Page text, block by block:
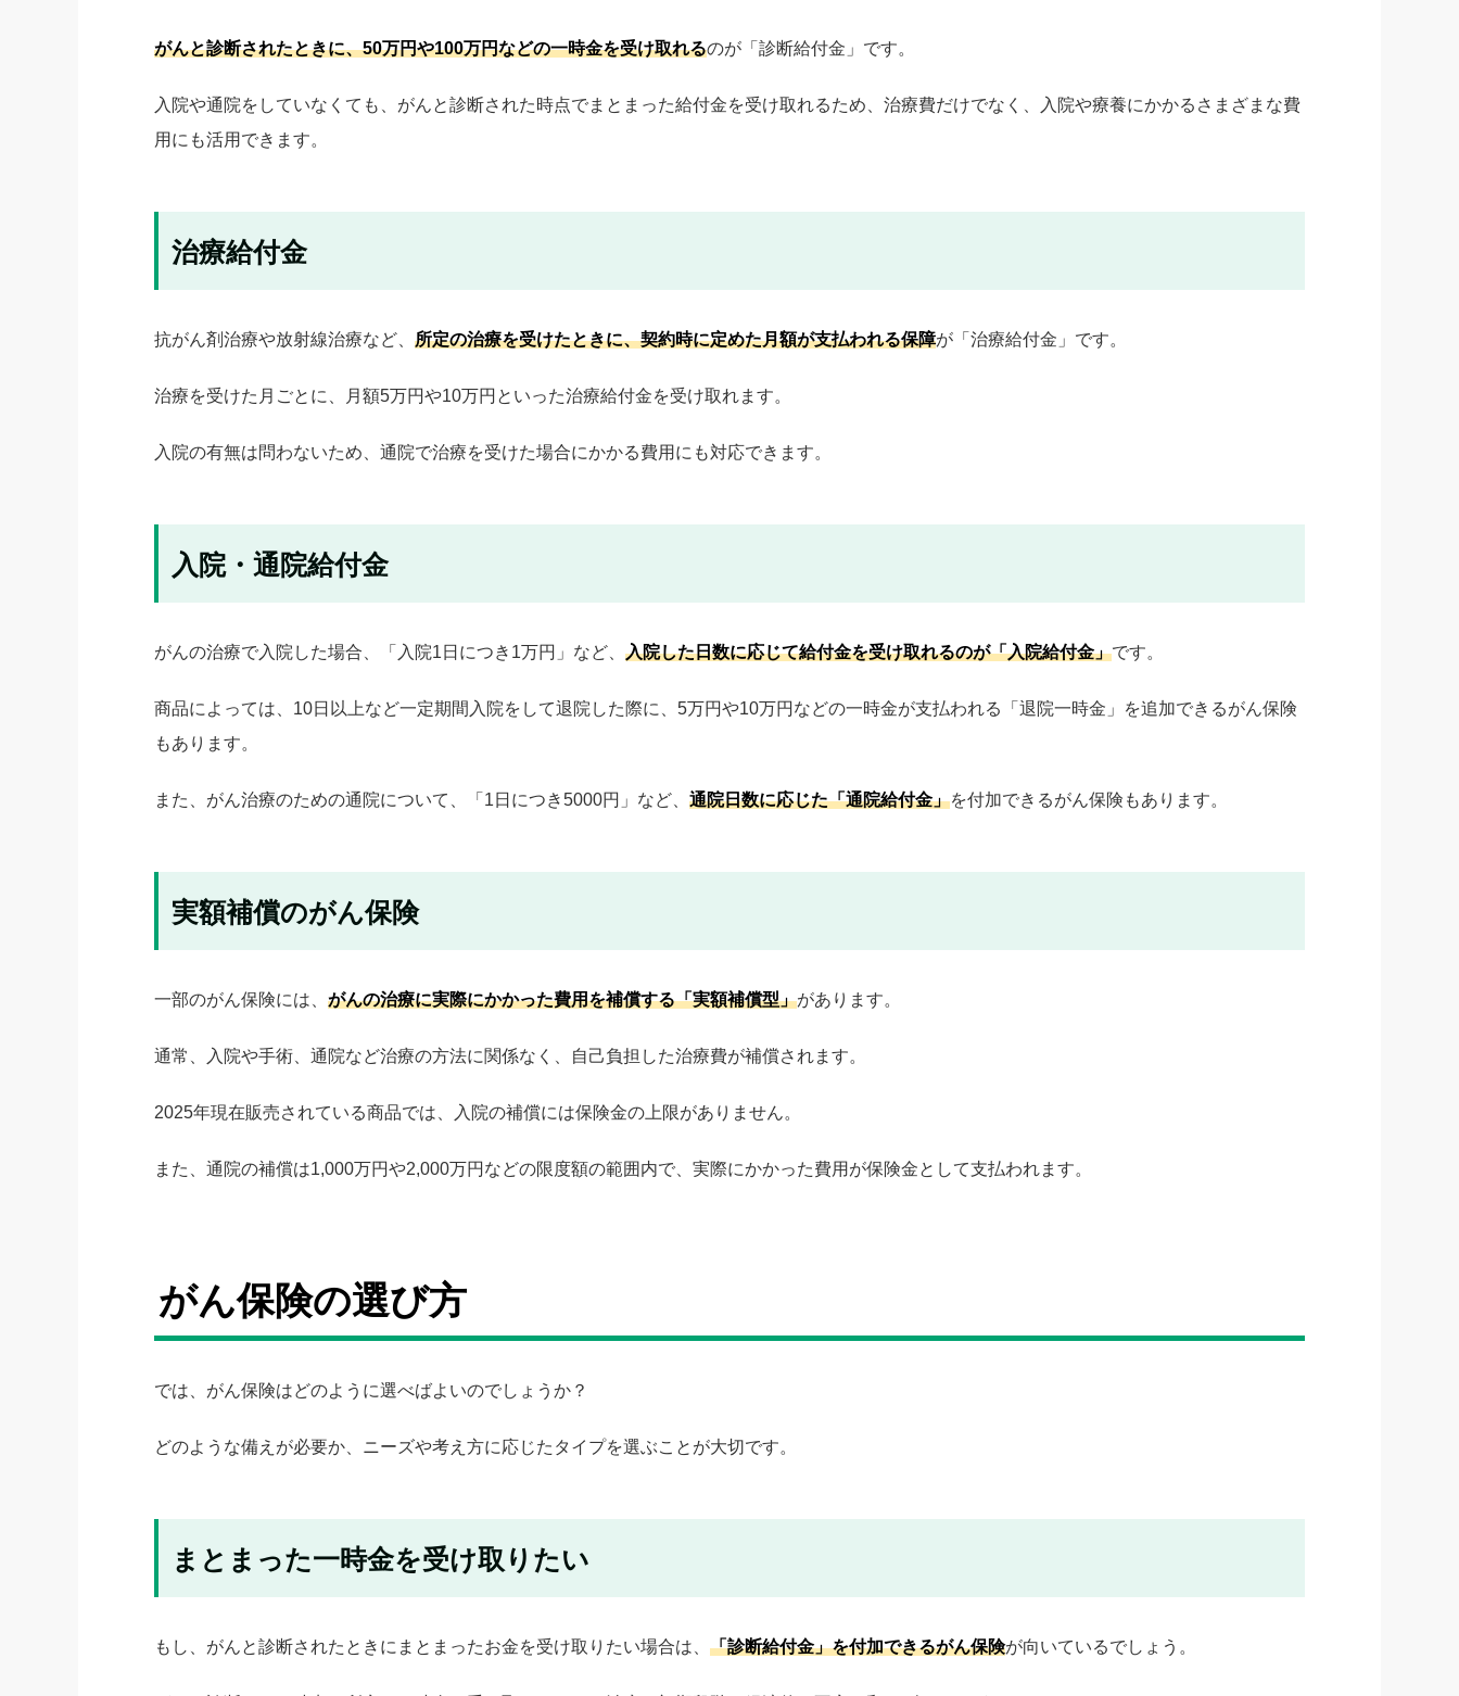
がんと診断されたときに、50万円や100万円などの一時金を受け取れるのが「診断給付金」です。
入院や通院をしていなくても、がんと診断された時点でまとまった給付金を受け取れるため、治療費だけでなく、入院や療養にかかるさまざまな費
用にも活用できます。
治療給付金
抗がん剤治療や放射線治療など、 所定の治療を受けたときに、契約時に定めた月額が支払われる保障が「治療給付金」です。
治療を受けた月ごとに、月額5万円や10万円といった治療給付金を受け取れます。
入院の有無は問わないため、通院で治療を受けた場合にかかる費用にも対応できます。
入院・通院給付金
がんの治療で入院した場合、「入院1日につき1万円」など、 入院した日数に応じて給付金を受け取れるのが「入院給付金」です。
商品によっては、10日以上など一定期間入院をして退院した際に、5万円や10万円などの一時金が支払われる「退院一時金」を追加できるがん保険
もあります。
また、がん治療のための通院について、「1日につき5000円」など、 通院日数に応じた「通院給付金」を付加できるがん保険もあります。
実額補償のがん保険
一部のがん保険には、 がんの治療に実際にかかった費用を補償する「実額補償型」があります。
通常、入院や手術、通院など治療の方法に関係なく、自己負担した治療費が補償されます。
2025年現在販売されている商品では、入院の補償には保険金の上限がありません。
また、通院の補償は1,000万円や2,000万円などの限度額の範囲内で、実際にかかった費用が保険金として支払われます。
がん保険の選び方
では、がん保険はどのように選べばよいのでしょうか？
どのような備えが必要か、ニーズや考え方に応じたタイプを選ぶことが大切です。
まとまった一時金を受け取りたい
もし、がんと診断されたときにまとまったお金を受け取りたい場合は、 「診断給付金」を付加できるがん保険が向いているでしょう。